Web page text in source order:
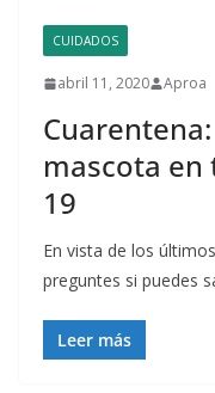
CUIDADOS
abril 11, 2020 Aproa
mascota en
19
En vista de los
preguntes si puedes
Leer más